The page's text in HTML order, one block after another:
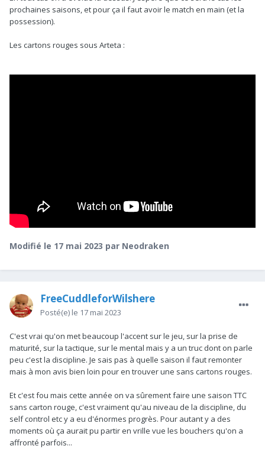
prochaines saisons, et pour ça il faut avoir le match en main (et la
possession).
Les cartons rouges sous Arteta :
Modifié le 17 mai 2023 par Neodraken
FreeCuddleforWilshere
Posté(e) le 17 mai 2023
C'est vrai qu'on met beaucoup l'accent sur le jeu, sur la prise de
maturité, sur la tactique, sur le mental mais y a un truc dont on parle
peu c'est la discipline. Je sais pas à quelle saison il faut remonter
mais à mon avis bien loin pour en trouver une sans cartons rouges.
Et c'est fou mais cette année on va sûrement faire une saison TTC
sans carton rouge, c'est vraiment qu'au niveau de la discipline, du
self control etc y a eu d'énormes progrès. Pour autant y a des
moments où ça aurait pu partir en vrille vue les bouchers qu'on a
affronté parfois...